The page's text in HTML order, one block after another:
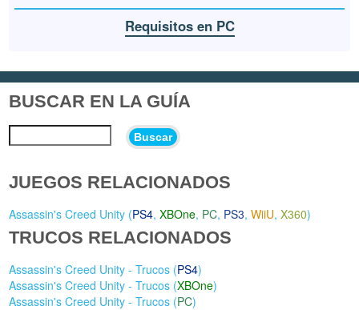
Requisitos en PC
BUSCAR EN LA GUÍA
Buscar
JUEGOS RELACIONADOS
Assassin's Creed Unity (PS4,XBOne, PC, PS3,WiiU,X360)
TRUCOS RELACIONADOS
Assassin's Creed Unity - Trucos (PS4)
Assassin's Creed Unity - Trucos (XBOne)
Assassin's Creed Unity - Trucos (PC)